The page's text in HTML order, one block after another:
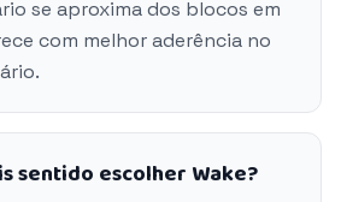
se aproxima dos blocos em
com melhor aderência no
sentido escolher Wake?